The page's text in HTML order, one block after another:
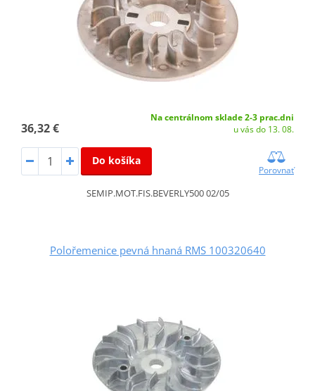
36,32 €
Na centrálnom sklade 2-3 prac.dni
u vás do 13. 08.
Do košíka
Porovnať
SEMIP.MOT.FIS.BEVERLY500 02/05
Polořemenice pevná hnaná RMS 100320640